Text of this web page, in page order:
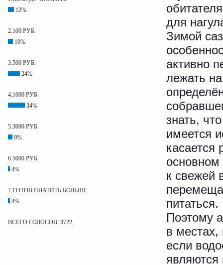
12%
2.100 РУБ.
10%
3.500 РУБ.
24%
4.1000 РУБ.
34%
5.3000 РУБ.
9%
6.5000 РУБ.
4%
7.ГОТОВ ПЛАТИТЬ БОЛЬШЕ
4%
ВСЕГО ГОЛОСОВ: 3722.
для
Зимой
активно
лежать
знать,
имеется
касается
основном
к свежей
питаться.
Поэтому
в местах,
если